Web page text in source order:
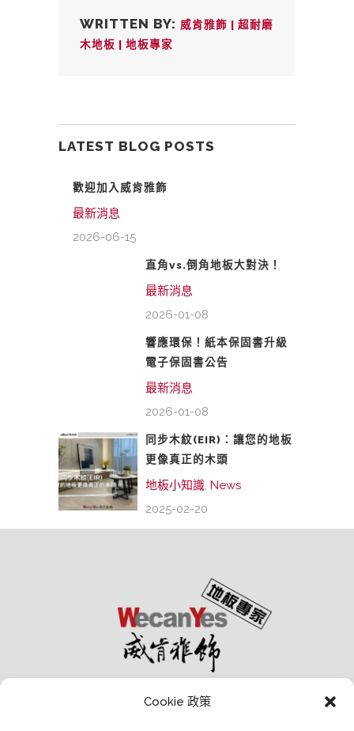
Cookie 政策
WRITTEN BY: 威肯雅飾 | 超耐磨
木地板 | 地板專家
LATEST BLOG POSTS
歡迎加入威肯雅飾
最新消息
2026-06-15
直角vs.倒角地板大對決！
最新消息
2026-01-08
響應環保！紙本保固書升級
電子保固書公告
最新消息
2026-01-08
同步木紋(EIR)：讓您的地板
更像真正的木頭
地板小知識 News
2025-02-20